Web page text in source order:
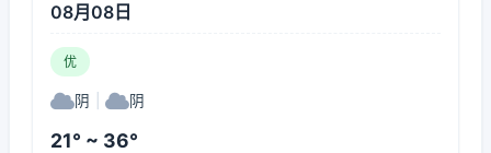
08月08日
优
阴 阴
21° ~ 36°